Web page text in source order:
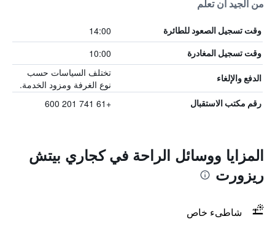
من الجيد أن تعلم
وقت تسجيل الصعود للطائرة 14:00
وقت تسجيل المغادرة 10:00
الدفع والإلغاء
تختلف السياسات حسب
نوع الغرفة ومزود الخدمة.
رقم مكتب الاستقبال +61 741 201 600
المزايا ووسائل الراحة في كجاري بيتش
ريزورت
شاطىء خاص